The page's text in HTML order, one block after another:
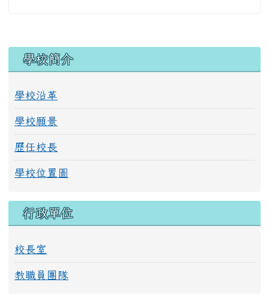
動，並鼓勵親子前往共學。論壇報名詳細資
（https://www.accupass.com/event/
）
左邊區域內容
學校簡介